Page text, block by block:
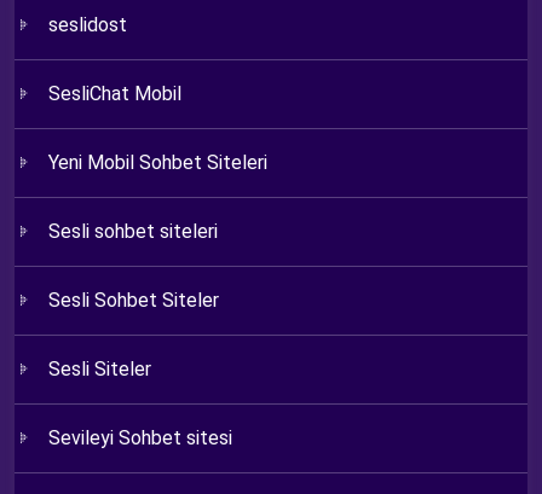
seslidost
SesliChat Mobil
Yeni Mobil Sohbet Siteleri
Sesli sohbet siteleri
Sesli Sohbet Siteler
Sesli Siteler
Sevileyi Sohbet sitesi